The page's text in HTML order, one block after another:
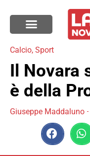
Calcio, Sport
Il Novara
è della
Giuseppe Maddaluno